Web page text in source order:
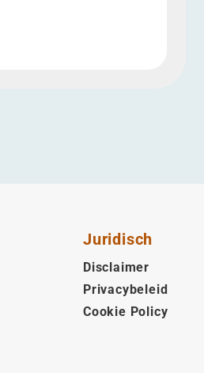
Juridisch
Disclaimer
Privacybeleid
Cookie Policy